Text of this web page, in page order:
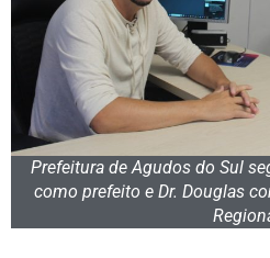
Prefeitura de Agudos do Sul
como prefeito e Dr. Douglas